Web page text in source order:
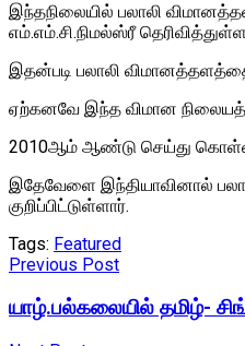
இந்தநிலையில் பலாலி
எம்.எம்.சி.நிமல்ஸ்ரீ
இதன்படி பலாலி விமானத்தளத்தை
ஏற்கனவே இந்த விமான
2010ஆம் ஆண்டு செய்து
இதேவேளை இந்தியாவினால்
குறிப்பிட்டுள்ளார்.
Tags: Featured
Previous Post
யாழ்.பல்கலையில் தமிழ்-